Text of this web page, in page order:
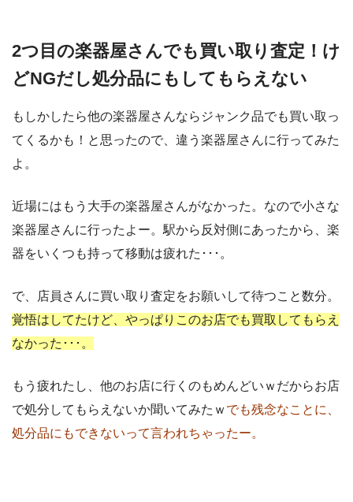
2つ目の楽器屋さんでも買い取り査定！け
どNGだし処分品にもしてもらえない
もしかしたら他の楽器屋さんならジャンク品でも買い取っ
てくるかも！と思ったので、違う楽器屋さんに行ってみた
よ。
近場にはもう大手の楽器屋さんがなかった。なので小さな
楽器屋さんに行ったよー。駅から反対側にあったから、楽
器をいくつも持って移動は疲れた･･･。
で、店員さんに買い取り査定をお願いして待つこと数分。
覚悟はしてたけど、やっぱりこのお店でも買取してもらえ
なかった･･･。
もう疲れたし、他のお店に行くのもめんどいｗだからお店
で処分してもらえないか聞いてみたｗ でも残念なことに、
処分品にもできないって言われちゃったー。